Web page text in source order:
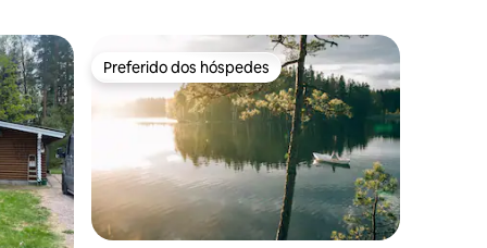
Preferido dos hóspedes
Preferido dos hóspedes